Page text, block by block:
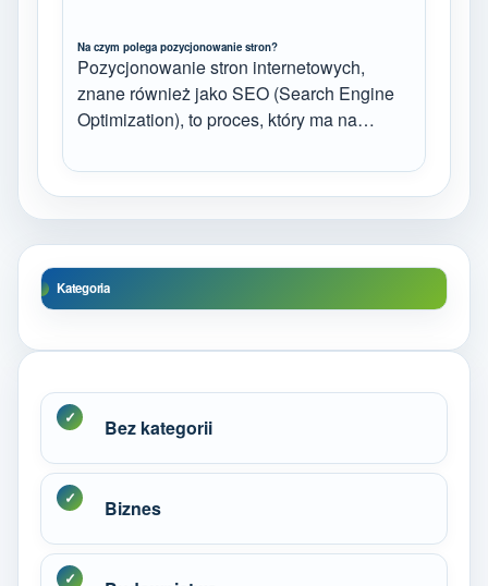
Na czym polega pozycjonowanie stron?
Pozycjonowanie stron internetowych,
znane również jako SEO (Search Engine
Optimization), to proces, który ma na…
Kategoria
Bez kategorii
Biznes